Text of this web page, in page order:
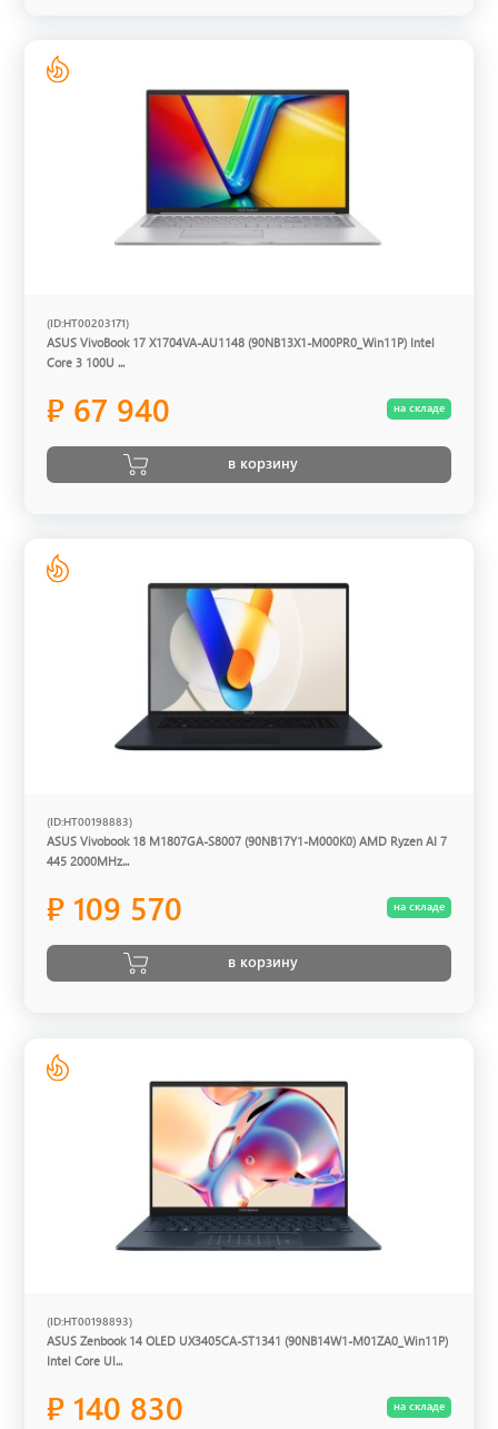
(ID:HT00203171)
ASUS VivoBook 17 X1704VA-AU1148 (90NB13X1-M00PR0_Win11P) Intel
Core 3 100U ...
₽ 67 940 на складе
в корзину
(ID:HT00198883)
ASUS Vivobook 18 M1807GA-S8007 (90NB17Y1-M000K0) AMD Ryzen AI 7
445 2000MHz...
₽ 109 570 на складе
в корзину
(ID:HT00198893)
ASUS Zenbook 14 OLED UX3405CA-ST1341 (90NB14W1-M01ZA0_Win11P)
Intel Core Ul...
₽ 140 830 на складе